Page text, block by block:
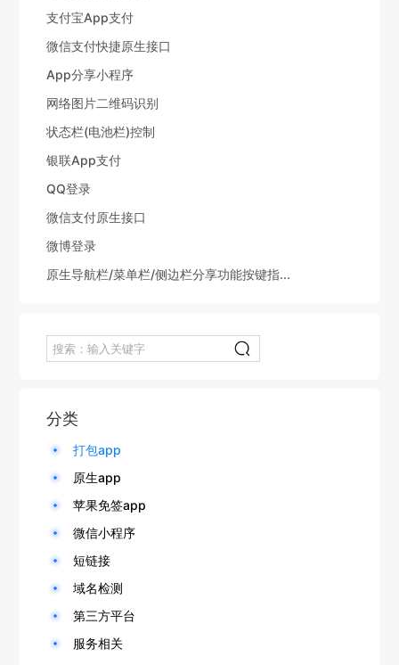
支付宝App支付
微信支付快捷原生接口
App分享小程序
网络图片二维码识别
状态栏(电池栏)控制
银联App支付
QQ登录
微信支付原生接口
微博登录
原生导航栏/菜单栏/侧边栏分享功能按键指...
分类
打包app
原生app
苹果免签app
微信小程序
短链接
域名检测
第三方平台
服务相关